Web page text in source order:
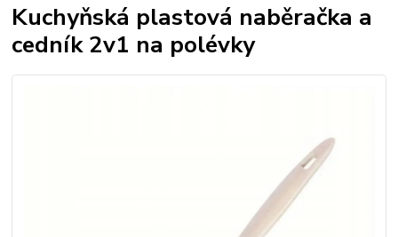
Kuchyňská plastová naběračka a
cedník 2v1 na polévky